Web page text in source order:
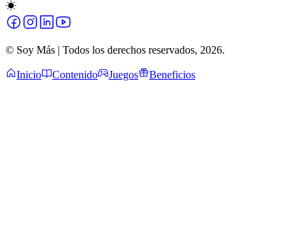
© Soy Más | Todos los derechos reservados, 2026.
Inicio Contenido Juegos Beneficios